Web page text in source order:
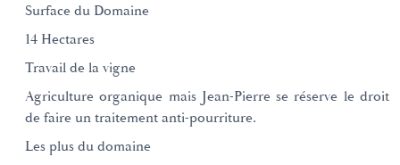
Surface du Domaine
14 Hectares
Travail de la vigne
Agriculture organique mais Jean-Pierre se réserve le droit
de faire un traitement anti-pourriture.
Les plus du domaine